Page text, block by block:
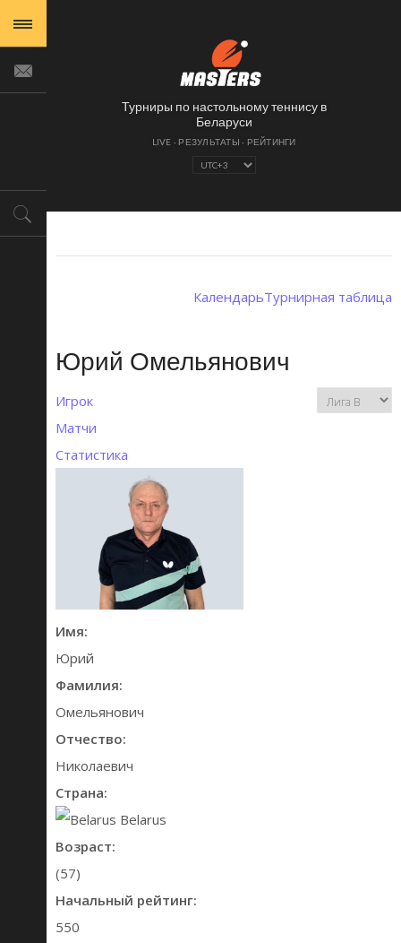
Турниры по настольному теннису в
Беларуси
КалендарьТурнирная таблица
Юрий Омельянович
Игрок
Матчи
Статистика
Имя:
Юрий
Фамилия:
Омельянович
Отчество:
Николаевич
Страна:
Belarus
Возраст:
(57)
Начальный рейтинг:
550